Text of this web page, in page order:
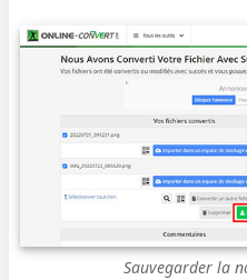
Sauvegarder la